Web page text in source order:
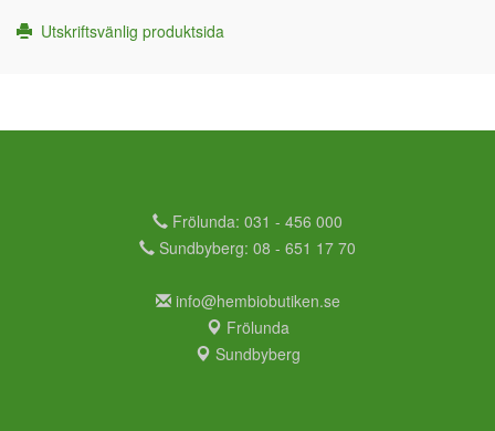
Utskriftsvänlig produktsida
Frölunda: 031 - 456 000
Sundbyberg: 08 - 651 17 70
info@hembiobutiken.se
Frölunda
Sundbyberg